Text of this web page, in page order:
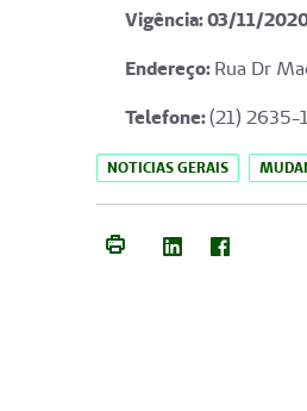
Vigência: 03/11/
Endereço:Rua Dr
Telefone:(21) 2635-
NOTICIAS GERAIS